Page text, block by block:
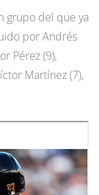
grupo del que ya
por Andrés
Pérez (9),
Martínez (7),